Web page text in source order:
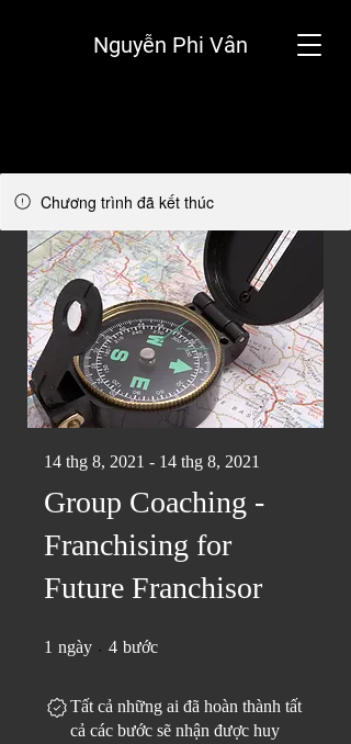
Nguyễn Phi Vân
Chương trình đã kết thúc
Group Coaching -
Franchising for
Future Franchisor
14 thg 8, 2021 - 14 thg 8, 2021
1 ngày 1 ngày
4 bước
Tất cả những ai đã hoàn thành tất
cả các bước sẽ nhận được huy